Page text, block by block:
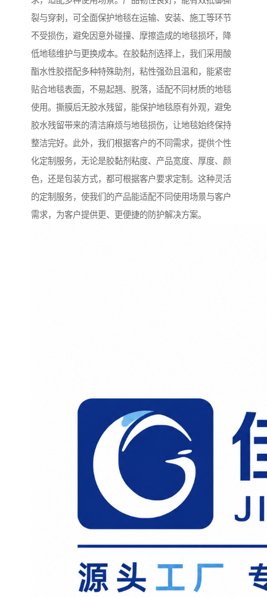
裂与穿刺，可全面保护地毯在运输、安装、施工等环节
不受损伤，避免因意外碰撞、摩擦造成的地毯损坏，降
低地毯维护与更换成本。在胶黏剂选择上，我们采用酸
酯水性胶搭配多种特殊助剂，粘性强劲且温和，能紧密
贴合地毯表面，不易起翘、脱落，适配不同材质的地毯
使用。撕膜后无胶水残留，能保护地毯原有外观，避免
胶水残留带来的清洁麻烦与地毯损伤，让地毯始终保持
整洁完好。此外，我们根据客户的不同需求，提供个性
化定制服务，无论是胶黏剂粘度、产品宽度、厚度、颜
色，还是包装方式，都可根据客户要求定制。这种灵活
的定制服务，使我们的产品能适配不同使用场景与客户
需求，为客户提供更、更便捷的防护解决方案。